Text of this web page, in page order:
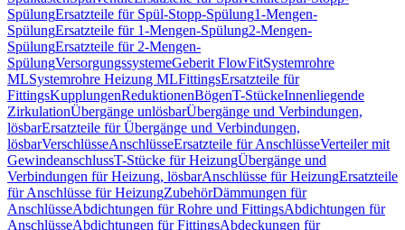
SpülungErsatzteile für Spül-Stopp-Spülung1-Mengen-
SpülungErsatzteile für 1-Mengen-Spülung2-Mengen-
SpülungErsatzteile für 2-Mengen-
SpülungVersorgungssystemeGeberit FlowFitSystemrohre
MLSystemrohre Heizung MLFittingsErsatzteile für
FittingsKupplungenReduktionenBögenT-StückeInnenliegende
ZirkulationÜbergänge unlösbarÜbergänge und Verbindungen,
lösbarErsatzteile für Übergänge und Verbindungen,
lösbarVerschlüsseAnschlüsseErsatzteile für AnschlüsseVerteiler mit
GewindeanschlussT-Stücke für HeizungÜbergänge und
Verbindungen für Heizung, lösbarAnschlüsse für HeizungErsatzteile
für Anschlüsse für HeizungZubehörDämmungen für
AnschlüsseAbdichtungen für Rohre und FittingsAbdichtungen für
AnschlüsseAbdichtungen für FittingsAbdeckungen für